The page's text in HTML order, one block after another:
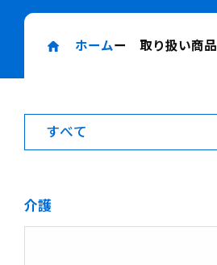
福祉向けソフトウェア
外国人の人材紹介
取り扱い商品
イベント
ホームー 取り扱い商品
カ
ゴ
選
択
介護